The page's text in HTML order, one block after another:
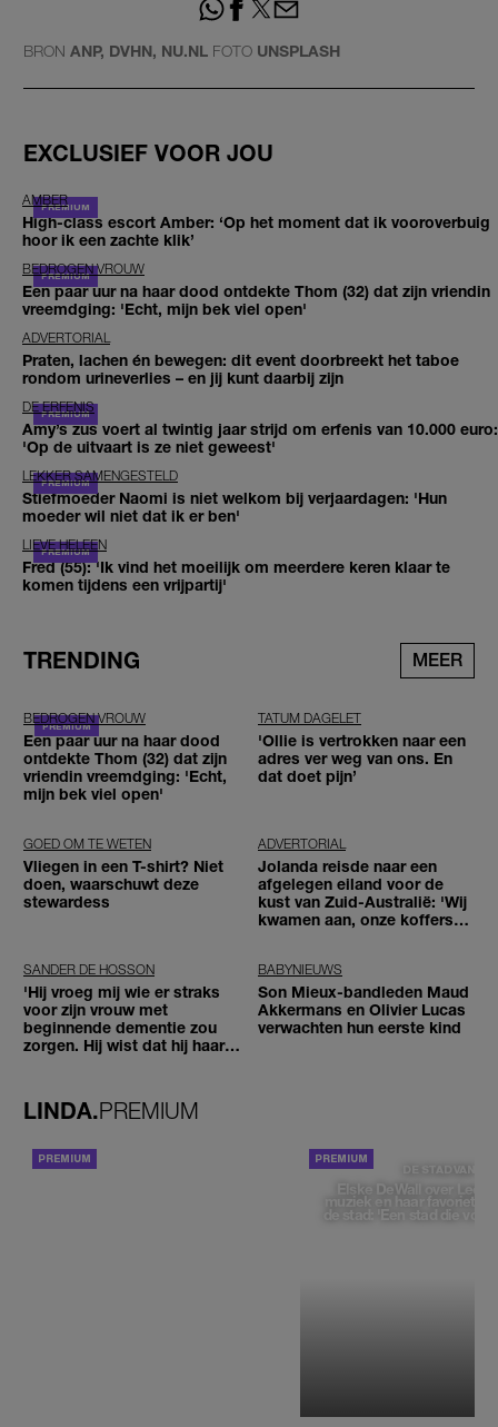
BRON ANP, DVHN, NU.NL FOTO UNSPLASH
EXCLUSIEF VOOR JOU
AMBER
High-class escort Amber: ‘Op het moment dat ik vooroverbuig
hoor ik een zachte klik’
BEDROGEN VROUW
Een paar uur na haar dood ontdekte Thom (32) dat zijn vriendin
vreemdging: 'Echt, mijn bek viel open'
ADVERTORIAL
Praten, lachen én bewegen: dit event doorbreekt het taboe
rondom urineverlies – en jij kunt daarbij zijn
DE ERFENIS
Amy’s zus voert al twintig jaar strijd om erfenis van 10.000 euro:
'Op de uitvaart is ze niet geweest'
LEKKER SAMENGESTELD
Stiefmoeder Naomi is niet welkom bij verjaardagen: 'Hun
moeder wil niet dat ik er ben'
LIEVE HELEEN
Fred (55): 'Ik vind het moeilijk om meerdere keren klaar te
komen tijdens een vrijpartij'
TRENDING MEER
BEDROGEN VROUW
Een paar uur na haar dood
ontdekte Thom (32) dat zijn
vriendin vreemdging: 'Echt,
mijn bek viel open'
TATUM DAGELET
'Ollie is vertrokken naar een
adres ver weg van ons. En
dat doet pijn’
GOED OM TE WETEN
Vliegen in een T-shirt? Niet
doen, waarschuwt deze
stewardess
ADVERTORIAL
Jolanda reisde naar een
afgelegen eiland voor de
kust van Zuid-Australië: 'Wij
kwamen aan, onze koffers
SANDER DE HOSSON
'Hij vroeg mij wie er straks
voor zijn vrouw met
beginnende dementie zou
zorgen. Hij wist dat hij haar
BABYNIEUWS
Son Mieux-bandleden Maud
Akkermans en Olivier Lucas
verwachten hun eerste kind
LINDA.PREMIUM
DE STAD VAN
Elske DeWall over
muziek en haar favoriete
de stad: 'Een stad die